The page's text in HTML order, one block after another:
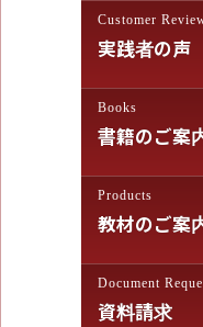
Customer
実践者の声
Books
書籍のご案
Products
教材のご案
Document
資料請求